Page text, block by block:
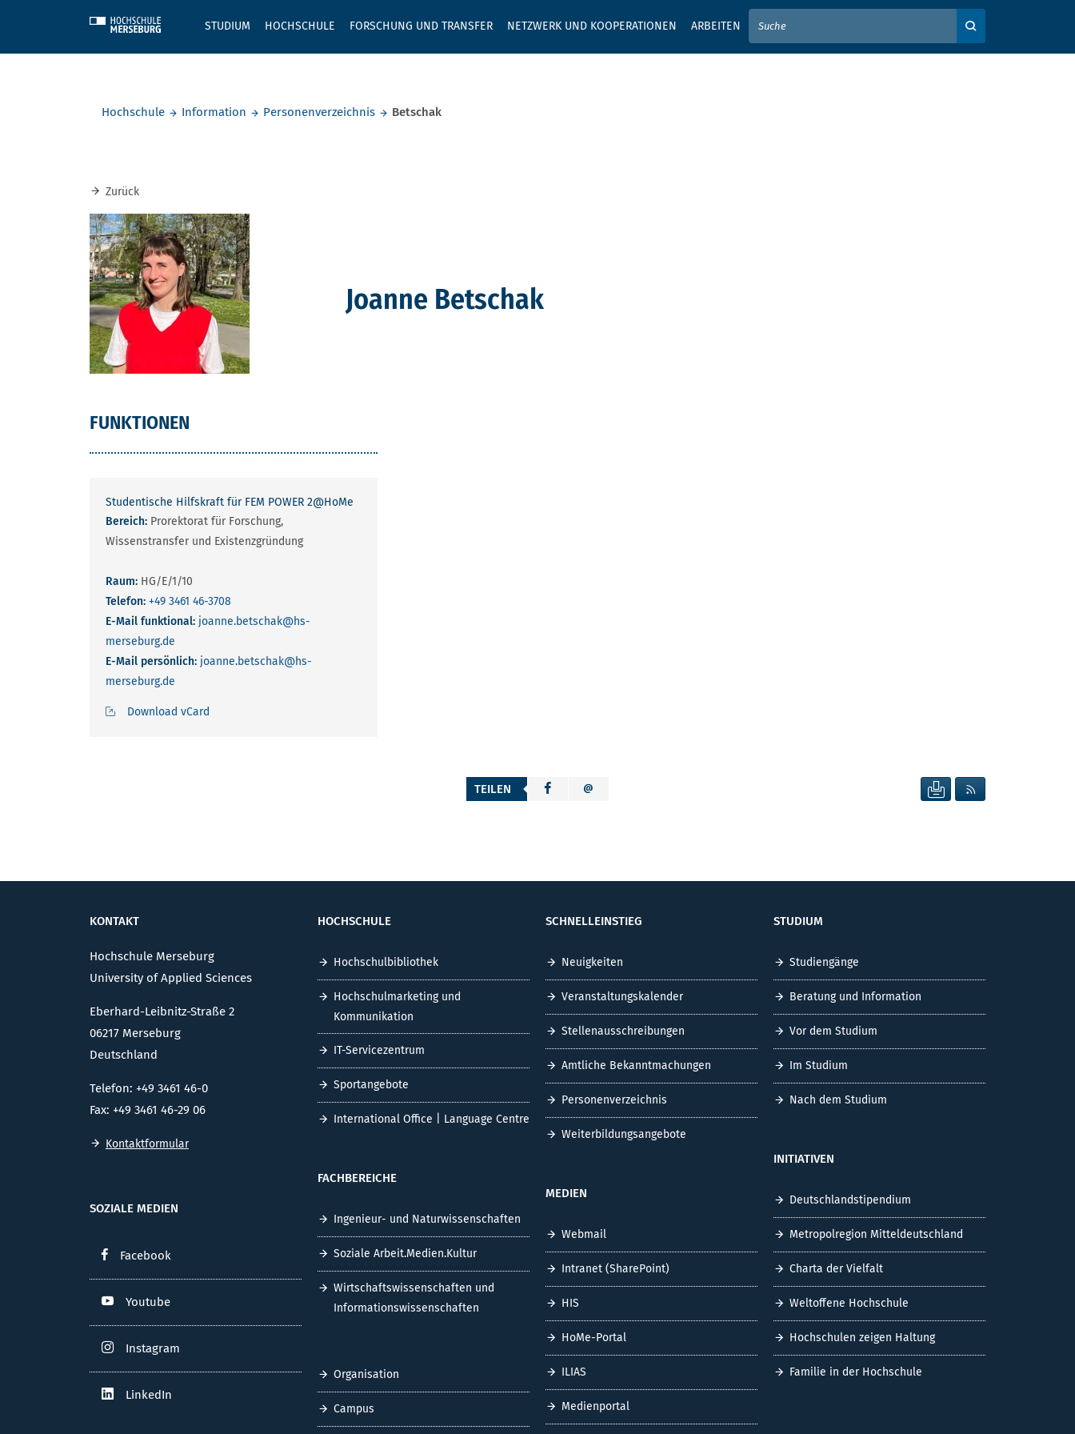
STUDIUM HOCHSCHULE FORSCHUNG UND TRANSFER NETZWERK UND KOOPERATIONEN ARBEITEN
GEBEN SIE HIER IHREN SUCHBEGRIFF EIN
Hochschule
Information Personenverzeichnis Betschak
Zurück
Joanne Betschak
FUNKTIONEN
Studentische Hilfskraft für FEM POWER 2@HoMe
Bereich: Prorektorat für Forschung,
Wissenstransfer und Existenzgründung
Raum: HG/E/1/10
Telefon: +49 3461 46-3708
E-Mail funktional: joanne.betschak@hs-
merseburg.de
E-Mail persönlich: joanne.betschak@hs-
merseburg.de
Download vCard
TEILEN SEITE DRUCKEN
KONTAKT
Hochschule Merseburg
University of Applied Sciences
Eberhard-Leibnitz-Straße 2
06217 Merseburg
Deutschland
Telefon: +49 3461 46-0
Fax: +49 3461 46-29 06
Kontaktformular
SOZIALE MEDIEN
Facebook
Youtube
Instagram
LinkedIn
HOCHSCHULE
Hochschulbibliothek
Hochschulmarketing und
Kommunikation
IT-Servicezentrum
Sportangebote
International Office | Language Centre
FACHBEREICHE
Ingenieur- und Naturwissenschaften
Soziale Arbeit.Medien.Kultur
Wirtschaftswissenschaften und
Informationswissenschaften
Organisation
Campus
SCHNELLEINSTIEG
Neuigkeiten
Veranstaltungskalender
Stellenausschreibungen
Amtliche Bekanntmachungen
Personenverzeichnis
Weiterbildungsangebote
MEDIEN
Webmail
Intranet (SharePoint)
HIS
HoMe-Portal
ILIAS
Medienportal
STUDIUM
Studiengänge
Beratung und Information
Vor dem Studium
Im Studium
Nach dem Studium
INITIATIVEN
Deutschlandstipendium
Metropolregion Mitteldeutschland
Charta der Vielfalt
Weltoffene Hochschule
Hochschulen zeigen Haltung
Familie in der Hochschule